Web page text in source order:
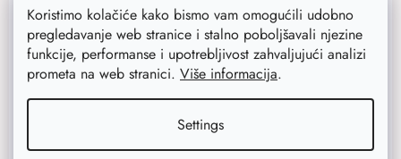
Koristimo kolačiće kako bismo vam omogućili udobno
pregledavanje web stranice i stalno poboljšavali njezine
funkcije, performanse i upotrebljivost zahvaljujući analizi
prometa na web stranici. Više informacija.
Settings
9,70 €
12,10 €
Na zalihi33 kom
ADD TO CART